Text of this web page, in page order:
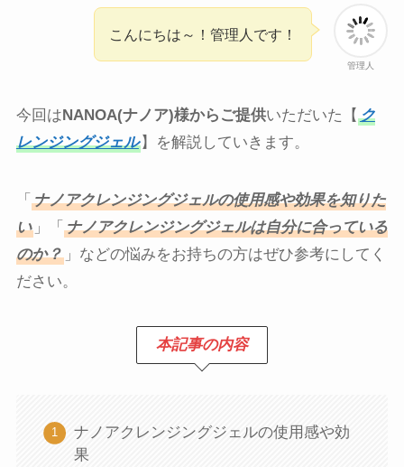
管理人
こんにちは～！管理人です！
今回はNANOA(ナノア)様からご提供いただいた【 ク
レンジングジェル】を解説していきます。
「 ナノアクレンジングジェルの使用感や効果を知りた
い」「 ナノアクレンジングジェルは自分に合っている
のか？」などの悩みをお持ちの方はぜひ参考にしてく
ださい。
本記事の内容
ナノアクレンジングジェルの使用感や効
果